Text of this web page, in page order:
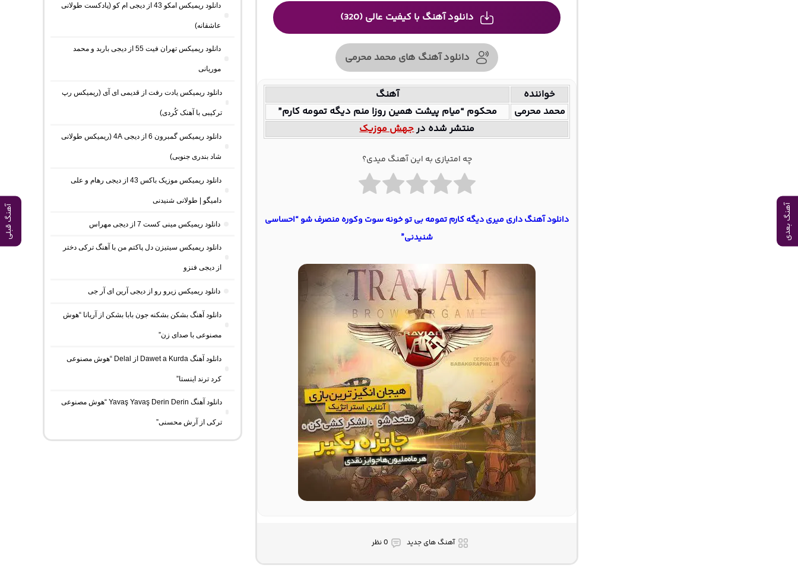
آهنگ بعدی آهنگ قبلی
دانلود آهنگ با کیفیت عالی (320)
دانلود آهنگ های محمد محرمی
خواننده
آهنگ
محمد محرمی
محکوم “میام پیشت همین روزا منم دیگه تمومه کارم”
منتشر شده درجهش موزیک
چه امتیازی به این آهنگ میدی؟
دانلود آهنگ داری میری دیگه کارم تمومه بی تو خونه سوت وکوره منصرف شو “احساسی
شنیدنی”
آهنگ های جدید 0 نظر
دانلود ریمیکس امکو 43 از دیجی ام کو (پادکست طولانی
عاشقانه)
دانلود ریمیکس تهران فیت 55 از دیجی باربد و محمد
موریانی
دانلود ریمیکس یادت رفت از قدیمی ای آی (ریمیکس رپ
ترکیبی با آهنک کُردی)
دانلود ریمیکس گمبرون 6 از دیجی 4A (ریمیکس طولانی
شاد بندری جنوبی)
دانلود ریمیکس موزیک باکس 43 از دیجی رهام و علی
دامیگو | طولانی شنیدنی
دانلود ریمیکس مینی کست 7 از دیجی مهراس
دانلود ریمیکس سیتیزن دل پاکتم من با آهنگ ترکی دختر
از دیجی فنزو
دانلود ریمیکس زیرو رو از دیجی آرین ای آر جی
دانلود آهنگ بشکن بشکنه جون بابا بشکن از آریانا “هوش
مصنوعی با صدای زن”
دانلود آهنگ Dawet a Kurda از Delal “هوش مصنوعی
کرد ترند اینستا”
دانلود آهنگ Yavaş Yavaş Derin Derin “هوش مصنوعی
ترکی از آرش محسنی”